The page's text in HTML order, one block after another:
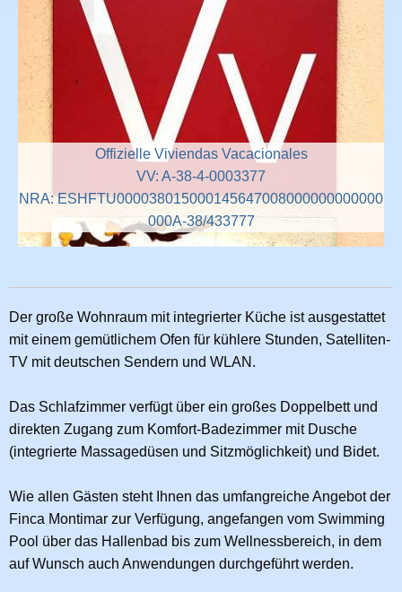
Offizielle Viviendas Vacacionales
VV: A-38-4-0003377
NRA: ESHFTU000038015000145647008000000000000
000A-38/433777
Der große Wohnraum mit integrierter Küche ist ausgestattet
mit einem gemütlichem Ofen für kühlere Stunden, Satelliten-
TV mit deutschen Sendern und WLAN.
Das Schlafzimmer verfügt über ein großes Doppelbett und
direkten Zugang zum Komfort-Badezimmer mit Dusche
(integrierte Massagedüsen und Sitzmöglichkeit) und Bidet.
Wie allen Gästen steht Ihnen das umfangreiche Angebot der
Finca Montimar zur Verfügung, angefangen vom Swimming
Pool über das Hallenbad bis zum Wellnessbereich, in dem
auf Wunsch auch Anwendungen durchgeführt werden.